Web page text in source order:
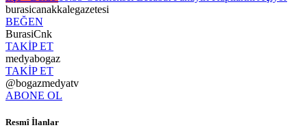
burasicanakkalegazetesi
BEĞEN
BurasiCnk
TAKİP ET
medyabogaz
TAKİP ET
@bogazmedyatv
ABONE OL
Resmî İlanlar